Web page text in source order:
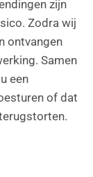
zijn
Zodra wij
ontvangen
Samen
een
of dat